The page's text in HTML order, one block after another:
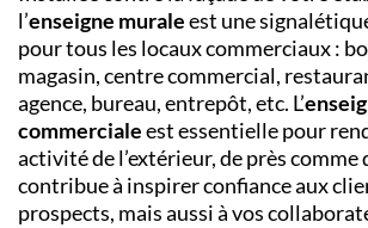
l’enseigne muraleest une
pour tous les locaux commerciaux :
magasin, centre commercial,
agence, bureau, entrepôt, etc. L’
commercialeest essentielle pour
activité de l’extérieur, de près comme
contribue à inspirer confiance aux
prospects, mais aussi à vos